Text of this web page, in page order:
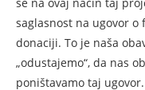
saglasnost na ugovor
donaciji. To je naša
„odustajemo“, da nas
poništavamo taj